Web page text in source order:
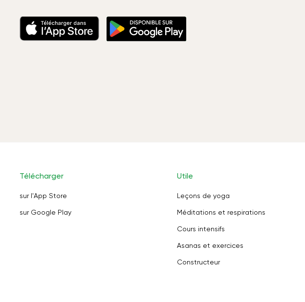
Télécharger
sur l'App Store
sur Google Play
Utile
Leçons de yoga
Méditations et respirations
Cours intensifs
Asanas et exercices
Constructeur